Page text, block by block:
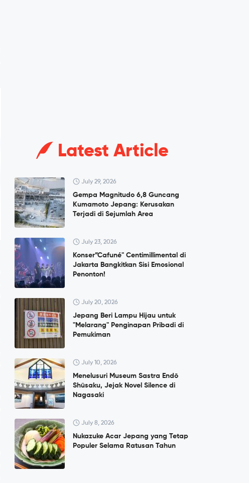
Latest Article
July 29, 2026
Gempa Magnitudo 6,8 Guncang
Kumamoto Jepang: Kerusakan
Terjadi di Sejumlah Area
July 23, 2026
Konser”Cafuné" Centimillimental di
Jakarta Bangkitkan Sisi Emosional
Penonton!
July 20, 2026
Jepang Beri Lampu Hijau untuk
"Melarang" Penginapan Pribadi di
Pemukiman
July 10, 2026
Menelusuri Museum Sastra Endō
Shūsaku, Jejak Novel Silence di
Nagasaki
July 8, 2026
Nukazuke Acar Jepang yang Tetap
Populer Selama Ratusan Tahun